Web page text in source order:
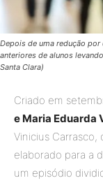
Depois de uma redução por
anteriores de alunos
Santa Clara)
Criado em
e Maria Eduarda
Vinicius Carrasco,
elaborado para a
um episódio